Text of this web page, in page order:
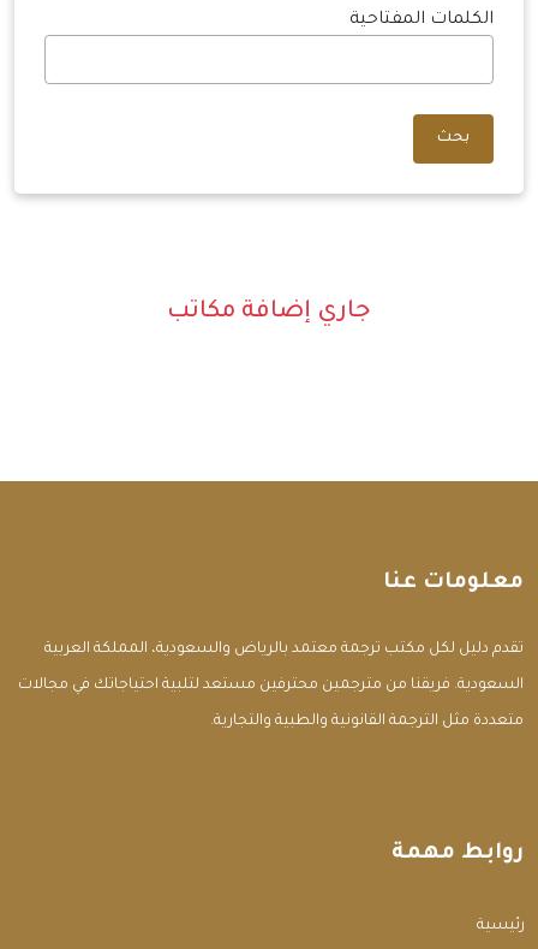
الكلمات المفتاحية
بحث
جاري إضافة مكاتب
معلومات عنا
تقدم دليل لكل مكتب ترجمة معتمد بالرياض والسعودية، المملكة العربية
السعودية. فريقنا من مترجمين محترفين مستعد لتلبية احتياجاتك في مجالات
متعددة مثل الترجمة القانونية والطبية والتجارية.
روابط مهمة
الرئيسية